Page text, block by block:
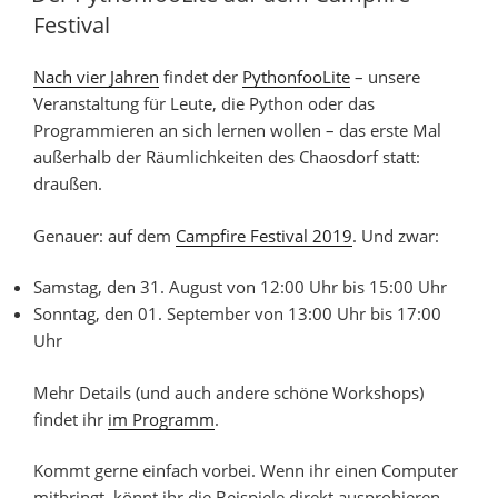
Festival
Nach vier Jahren findet der PythonfooLite – unsere
Veranstaltung für Leute, die Python oder das
Programmieren an sich lernen wollen – das erste Mal
außerhalb der Räumlichkeiten des Chaosdorf statt:
draußen.
Genauer: auf dem Campfire Festival 2019. Und zwar:
Samstag, den 31. August von 12:00 Uhr bis 15:00 Uhr
Sonntag, den 01. September von 13:00 Uhr bis 17:00
Uhr
Mehr Details (und auch andere schöne Workshops)
findet ihr im Programm.
Kommt gerne einfach vorbei. Wenn ihr einen Computer